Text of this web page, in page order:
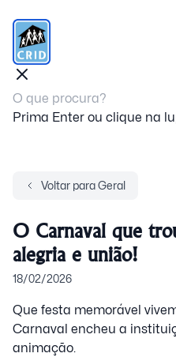
Prima Enter ou clique na
Voltar para Geral
O Carnaval que
alegria e união!
18/02/2026
Que festa memorável
Carnaval encheu a
animação.